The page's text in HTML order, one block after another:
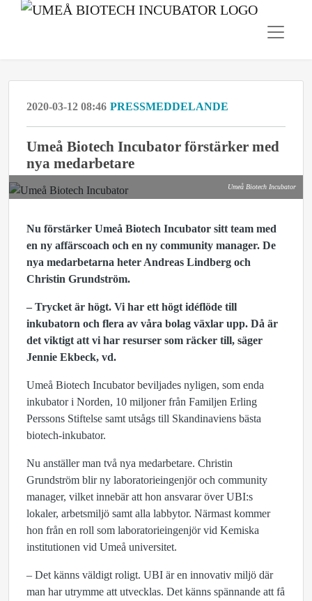
2020-03-12 08:46 PRESSMEDDELANDE
Umeå Biotech Incubator förstärker med
nya medarbetare
Umeå Biotech Incubator
Nu förstärker Umeå Biotech Incubator sitt team med
en ny affärscoach och en ny community manager. De
nya medarbetarna heter Andreas Lindberg och
Christin Grundström.
– Trycket är högt. Vi har ett högt idéflöde till
inkubatorn och flera av våra bolag växlar upp. Då är
det viktigt att vi har resurser som räcker till, säger
Jennie Ekbeck, vd.
Umeå Biotech Incubator beviljades nyligen, som enda
inkubator i Norden, 10 miljoner från Familjen Erling
Perssons Stiftelse samt utsågs till Skandinaviens bästa
biotech-inkubator.
Nu anställer man två nya medarbetare. Christin
Grundström blir ny laboratorieingenjör och community
manager, vilket innebär att hon ansvarar över UBI:s
lokaler, arbetsmiljö samt alla labbytor. Närmast kommer
hon från en roll som laboratorieingenjör vid Kemiska
institutionen vid Umeå universitet.
– Det känns väldigt roligt. UBI är en innovativ miljö där
man har utrymme att utvecklas. Det känns spännande att få